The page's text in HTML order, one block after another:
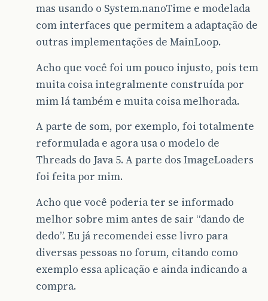
mas usando o System.nanoTime e modelada
com interfaces que permitem a adaptação de
outras implementações de MainLoop.
Acho que você foi um pouco injusto, pois tem
muita coisa integralmente construída por
mim lá também e muita coisa melhorada.
A parte de som, por exemplo, foi totalmente
reformulada e agora usa o modelo de
Threads do Java 5. A parte dos ImageLoaders
foi feita por mim.
Acho que você poderia ter se informado
melhor sobre mim antes de sair “dando de
dedo”. Eu já recomendei esse livro para
diversas pessoas no forum, citando como
exemplo essa aplicação e ainda indicando a
compra.